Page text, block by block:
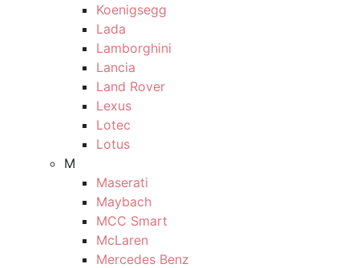
Koenigsegg
Lada
Lamborghini
Lancia
Land Rover
Lexus
Lotec
Lotus
M
Maserati
Maybach
MCC Smart
McLaren
Mercedes Benz